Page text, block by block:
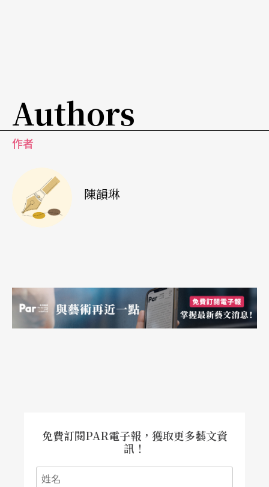
了那一個阿信，便以悲情宣染阿信精神，犧牲其他
九十九個阿信？
復仇的阿信。所以在某一次聆聽《狄爾的惡作劇》
與《皮爾金組曲》時，突然突發奇想：如果將刻畫
屈從惡劣男性文化的索維格？
Authors
作者
陳韻琳
免費訂閱PAR電子報，獲取更多藝文資
訊！